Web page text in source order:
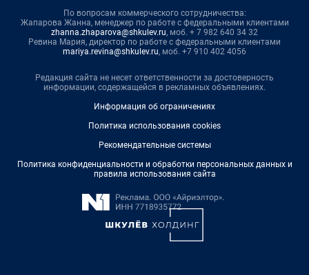
По вопросам коммерческого сотрудничества:
Жапарова Жанна, менеджер по работе с федеральными клиентами
zhanna.zhaparova@shkulev.ru, моб. + 7 982 640 34 32
Ревина Мария, директор по работе с федеральными клиентами
mariya.revina@shkulev.ru, моб. +7 910 402 4056
Редакция сайта не несет ответственности за достоверность
информации, содержащейся в рекламных объявлениях.
Информация об ограничениях
Политика использования cookies
Рекомендательные системы
Политика конфиденциальности и обработки персональных данных и
правила использования сайта